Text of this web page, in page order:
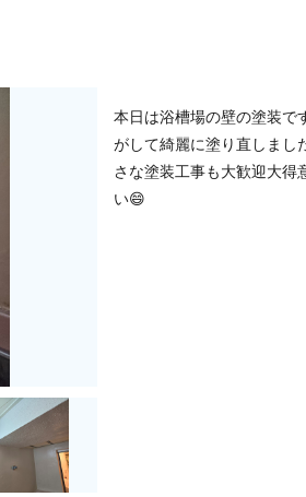
本日は浴槽場の壁の塗装で
がして綺麗に塗り直しまし
さな塗装工事も大歓迎大得
い😄